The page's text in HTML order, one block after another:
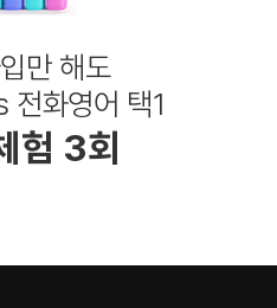
만 해도
전화영어 택1
험 3회